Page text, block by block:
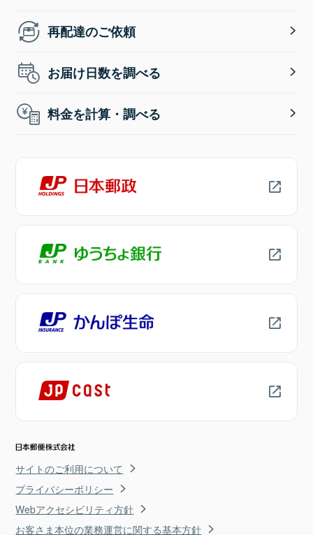
再配達のご依頼
お届け日数を調べる
料金を計算・調べる
サイトのご利用について
プライバシーポリシー
Webアクセシビリティ方針
お客さま本位の業務運営に関する基本方針